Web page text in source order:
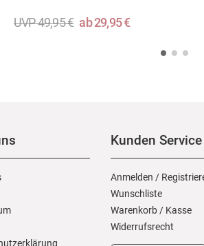
UVP 49,95 € ab 29,95 €
Kunden Service
Anmelden /
Wunschliste
Warenkorb / Kasse
Widerrufs­recht